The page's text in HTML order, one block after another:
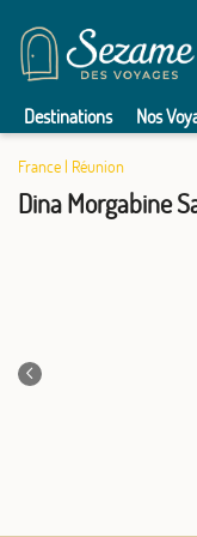
Destinations Nos
France | Réunion
Dina Morgabine